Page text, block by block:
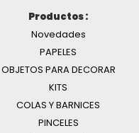
Productos :
Novedades
PAPELES
OBJETOS PARA DECORAR
KITS
COLAS Y BARNICES
PINCELES